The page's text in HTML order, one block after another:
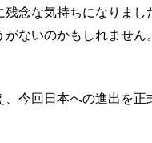
念な気持ちになりま
がないのかもしれませ
今回日本への進出を正